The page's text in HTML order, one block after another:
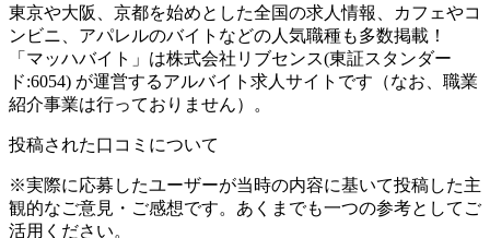
東京や大阪、京都を始めとした全国の求人情報、カフェやコ
ンビニ、アパレルのバイトなどの人気職種も多数掲載！
「マッハバイト」は株式会社リブセンス(東証スタンダー
ド:6054) が運営するアルバイト求人サイトです（なお、職業
紹介事業は行っておりません）。
投稿された口コミについて
※実際に応募したユーザーが当時の内容に基いて投稿した主
観的なご意見・ご感想です。あくまでも一つの参考としてご
活用ください。